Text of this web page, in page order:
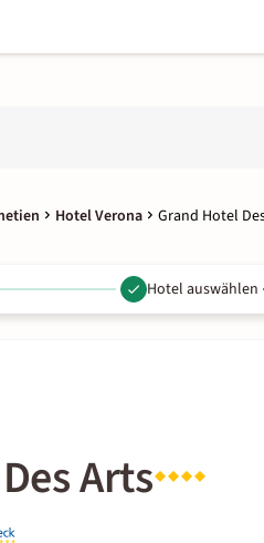
Hotel Verona Grand Hotel
Hotel auswählen
Arts